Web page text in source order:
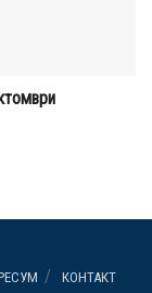
КОНТАКТ